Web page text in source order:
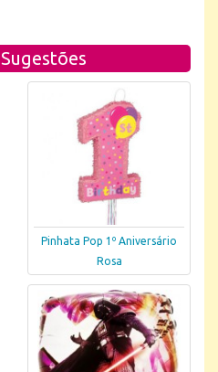
Pinhata Pop 1º Aniversário
Rosa